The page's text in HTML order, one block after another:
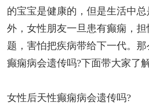
的宝宝是健康的，但是生活中总
外，女性朋友一旦患有癫痫，担
题，害怕把疾病带给下一代。
癫痫病会遗传吗?下面带大家了
女性后天性癫痫病会遗传吗?